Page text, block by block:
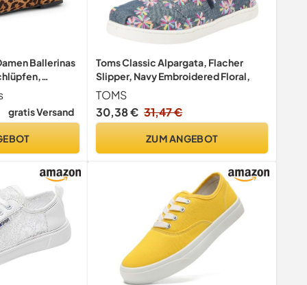
Ballerinas
39 EU
gratis Versand
Toms Classic Alpargata, Flacher
Slipper, Navy Embroidered Floral,
TOMS
30,38 € 31,47 €
ZUM ANGEBOT